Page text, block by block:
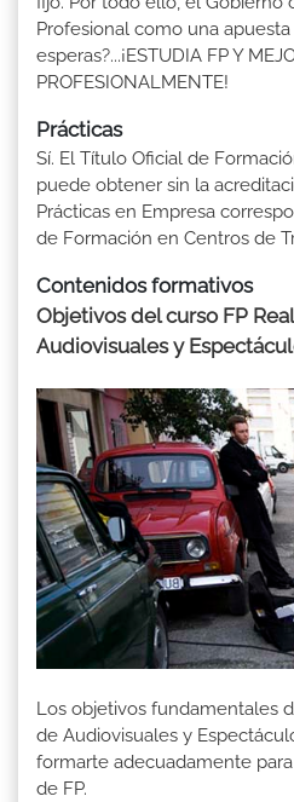
Profesional como una
esperas?...¡ESTUDIA FP Y
PROFESIONALMENTE!
Prácticas
Sí. El Título Oficial de
puede obtener sin la
Prácticas en Empresa
de Formación en Centros de
Contenidos formativos
Objetivos del curso FP
Audiovisuales y
Los objetivos fundamentales
de Audiovisuales y
formarte adecuadamente
de FP.